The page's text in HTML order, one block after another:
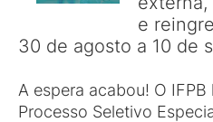
e
30 de agosto a 10 de
A espera acabou! O
Processo Seletivo